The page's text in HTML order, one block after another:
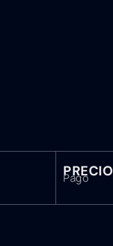
PRECIO
Pago